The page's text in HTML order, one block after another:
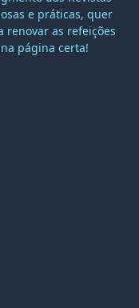
e práticas, quer
as refeições
página certa!